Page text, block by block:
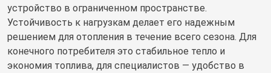
устройство в ограниченном пространстве.
Устойчивость к нагрузкам делает его надежным
решением для отопления в течение всего сезона. Для
конечного потребителя это стабильное тепло и
экономия топлива, для специалистов — удобство в